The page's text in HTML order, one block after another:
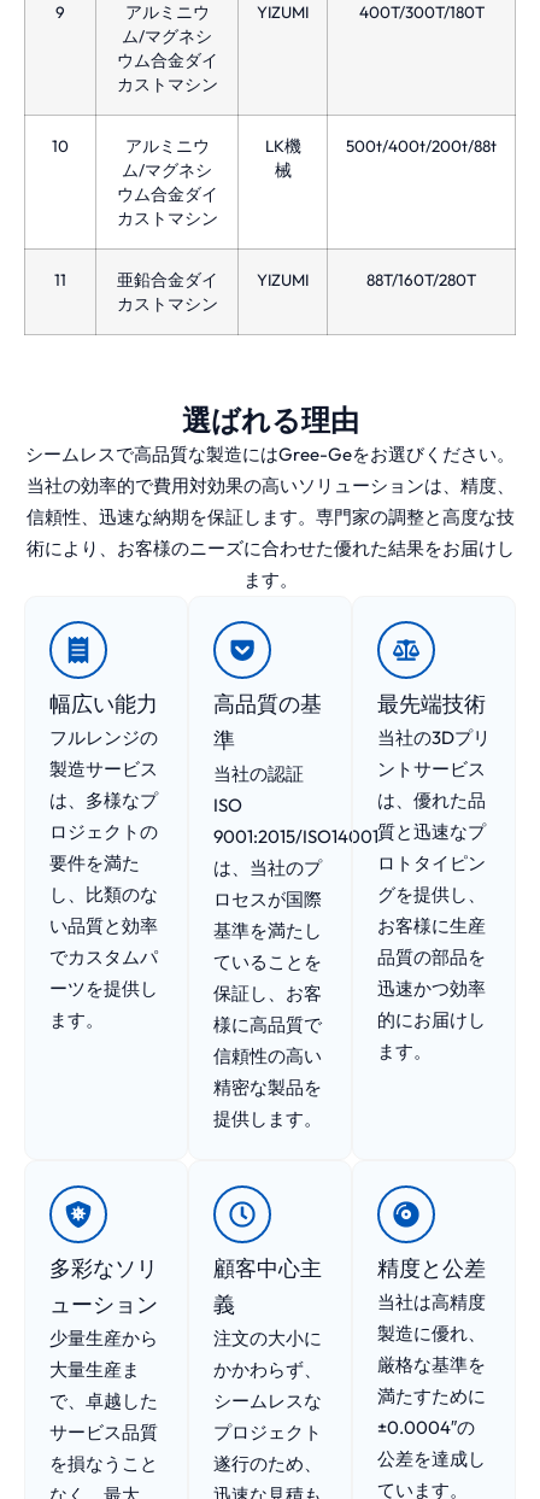
9
アルミニウ
ム/マグネシ
ウム合金ダイ
カストマシン
YIZUMI 400T/300T/180T
10
アルミニウ
ム/マグネシ
ウム合金ダイ
カストマシン
LK機
械
500t/400t/200t/88t
11
亜鉛合金ダイ
カストマシン
YIZUMI 88T/160T/280T
選ばれる理由
シームレスで高品質な製造にはGree-Geをお選びください。
当社の効率的で費用対効果の高いソリューションは、精度、
信頼性、迅速な納期を保証します。専門家の調整と高度な技
術により、お客様のニーズに合わせた優れた結果をお届けし
ます。
幅広い能力
フルレンジの
製造サービス
は、多様なプ
ロジェクトの
要件を満た
し、比類のな
い品質と効率
でカスタムパ
ーツを提供し
ます。
高品質の基
準
当社の認証
ISO
9001:2015/ISO14001
は、当社のプ
ロセスが国際
基準を満たし
ていることを
保証し、お客
様に高品質で
信頼性の高い
精密な製品を
提供します。
最先端技術
当社の3Dプリ
ントサービス
は、優れた品
質と迅速なプ
ロトタイピン
グを提供し、
お客様に生産
品質の部品を
迅速かつ効率
的にお届けし
ます。
多彩なソリ
ューション
少量生産から
大量生産ま
で、卓越した
サービス品質
を損なうこと
顧客中心主
義
注文の大小に
かかわらず、
シームレスな
プロジェクト
遂行のため、
精度と公差
当社は高精度
製造に優れ、
厳格な基準を
満たすために
±0.0004″の
公差を達成し
ています。